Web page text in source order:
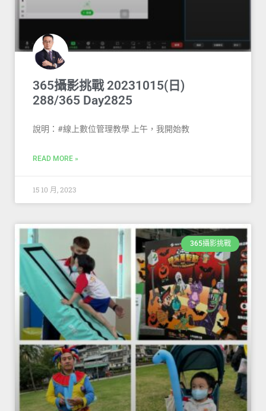
365攝影挑戰 20231015(日)
288/365 Day2825
說明：#線上數位管理教學 上午，我開始教
READ MORE »
15 10 月, 2023
365攝影挑戰